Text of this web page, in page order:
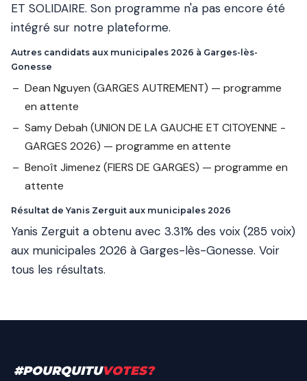
ET SOLIDAIRE. Son programme n'a pas encore été
intégré sur notre plateforme.
Autres candidats aux municipales 2026 à Garges-lès-
Gonesse
Dean Nguyen (GARGES AUTREMENT) — programme
en attente
Samy Debah (UNION DE LA GAUCHE ET CITOYENNE -
GARGES 2026) — programme en attente
Benoît Jimenez (FIERS DE GARGES) — programme en
attente
Résultat de Yanis Zerguit aux municipales 2026
Yanis Zerguit a obtenu avec 3.31% des voix (285 voix)
aux municipales 2026 à Garges-lès-Gonesse. Voir
tous les résultats.
#POURQUITUVOTES?